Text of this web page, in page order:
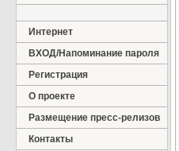
Интернет
ВХОД/Напоминание пароля
Регистрация
О проекте
Размещение пресс-релизов
Контакты